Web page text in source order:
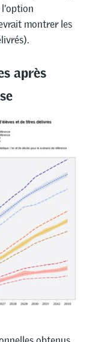
montrer les
après